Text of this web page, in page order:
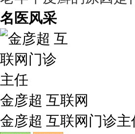
名医风采
金彦超 互联网
金彦超 互联网门诊主